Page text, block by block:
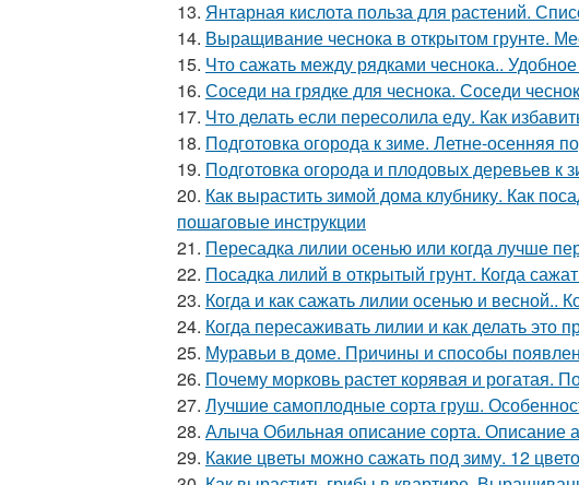
13. Янтарная кислота польза для растений.
14. Выращивание чеснока в открытом грунте.
15. Что сажать между рядками чеснока..
16. Соседи на грядке для чеснока. Соседи
17. Что делать если пересолила еду. Как
18. Подготовка огорода к зиме. Летне-осенняя
19. Подготовка огорода и плодовых деревьев к
20. Как вырастить зимой дома клубнику. Как
пошаговые инструкции
21. Пересадка лилии осенью или когда лучше
22. Посадка лилий в открытый грунт. Когда
23. Когда и как сажать лилии осенью и весной..
24. Когда пересаживать лилии и как делать это
25. Муравьи в доме. Причины и способы
26. Почему морковь растет корявая и рогатая.
27. Лучшие самоплодные сорта груш.
28. Алыча Обильная описание сорта. Описание
29. Какие цветы можно сажать под зиму. 12